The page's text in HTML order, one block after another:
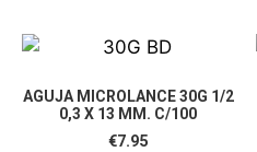
AGUJA MICROLANCE 30G 1/2
0,3 X 13 MM. C/100
€7.95